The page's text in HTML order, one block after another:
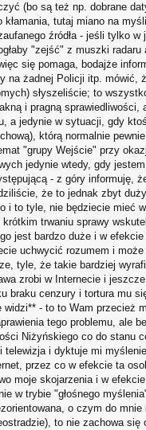
(bo są też np. dobrane
tutaj miano na
źródła - jeśli tylko
"zejść" z muszki
się pomaga, bodajże
na żadnej Policji itp. mówić,
słyszeliście; to
i pragną
a jedynie w sytuacji, gdy
którą normalnie
"grupy Wejście" przy
jedynie wtedy, gdy
- z góry informuję,
że to jednak zbyt
to tyle, nie będziecie mieć
trwaniu sprawy
jest bardzo duże i w
uchwycić rozumem i
tyle, że takie bardziej
zrobi w Internecie i
cenzury i tortura mu
- to to Wam przecież
tego problemu, ale
Niżyńskiego co do stanu
i dyktuje mi
przez co w efekcie ta
moje skojarzenia i w
w trybie "głośnego
o czym do
to nie zachowa się